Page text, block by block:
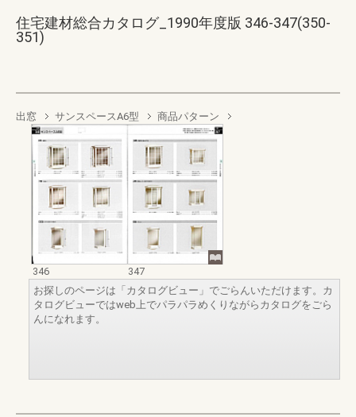
住宅建材総合カタログ_1990年度版 346-347(350-
351)
出窓 サンスペースA6型 商品パターン
346
347
お探しのページは「カタログビュー」でごらんいただけます。カ
タログビューではweb上でパラパラめくりながらカタログをごら
んになれます。